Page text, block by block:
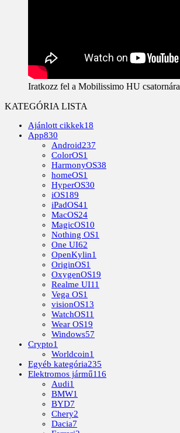
Iratkozz fel a Mobilissimo HU csatornára
KATEGÓRIA LISTA
Ajánlott cikkek18
App830
Android237
ColorOS1
HarmonyOS38
homeOS1
HyperOS30
iOS189
iPadOS41
MacOS24
MagicOS10
Nothing OS1
One UI62
OpenKylin1
OriginOS1
OxygenOS19
Realme UI11
Vega OS1
visionOS13
WatchOS11
Wear OS19
Windows57
Crypto1
Worldcoin1
Egyéb kategória235
Elektromos jármű116
Audi1
BMW1
BYD7
Chery2
Dacia7